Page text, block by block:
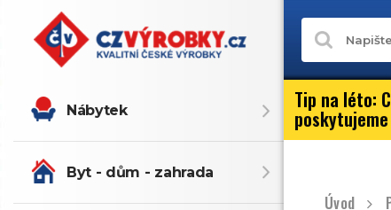
Nábytek
Byt - dům - zahrada
Tip na léto:
poskytujeme
Úvod